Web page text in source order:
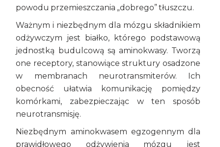
powodu przemieszczania „dobrego” tłuszczu.
Ważnym i niezbędnym dla mózgu składnikiem
odżywczym jest białko, którego podstawową
jednostką budulcową są aminokwasy. Tworzą
one receptory, stanowiące struktury osadzone
w membranach neurotransmiterów. Ich
obecność ułatwia komunikację pomiędzy
komórkami, zabezpieczając w ten sposób
neurotransmisję.
Niezbędnym aminokwasem egzogennym dla
prawidłowego odżywienia mózgu jest